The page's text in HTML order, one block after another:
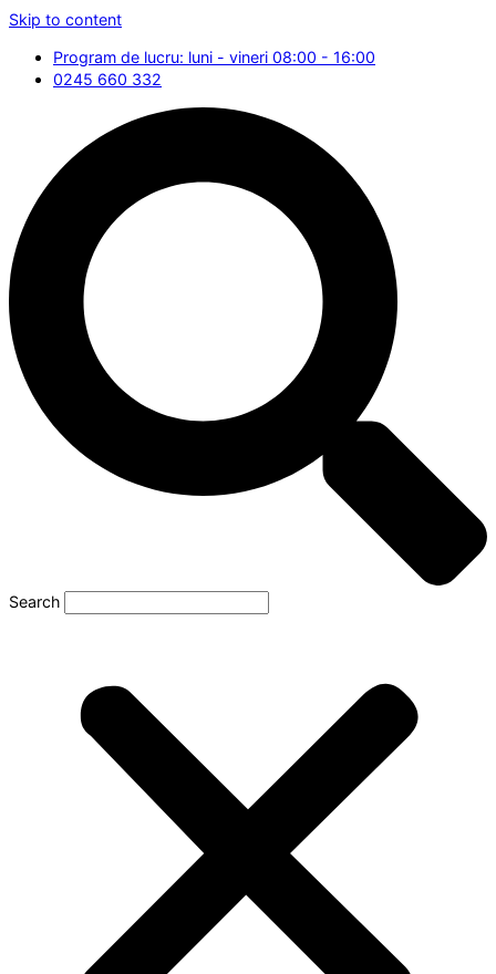
Skip to content
Program de lucru: luni - vineri 08:00 - 16:00
0245 660 332
Search